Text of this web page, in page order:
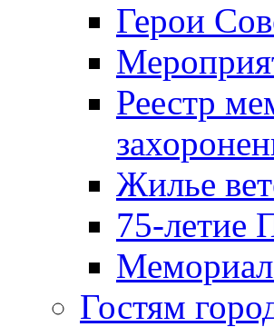
Герои
Реестр
Жилье
75-летие
Гостям